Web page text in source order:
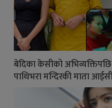
बेदिका केसीको
पाथिभरा मन्दिरकी माता